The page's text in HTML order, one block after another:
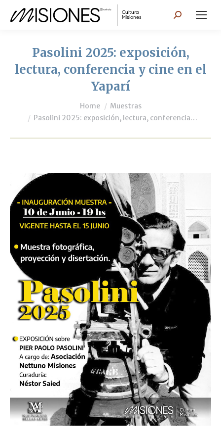
Search:
Pasolini 2025: exposición,
lectura, conferencia y cine en el
Yaparí
Home
Muestras
Pasolini 2025: exposición, lectura, conferencia…